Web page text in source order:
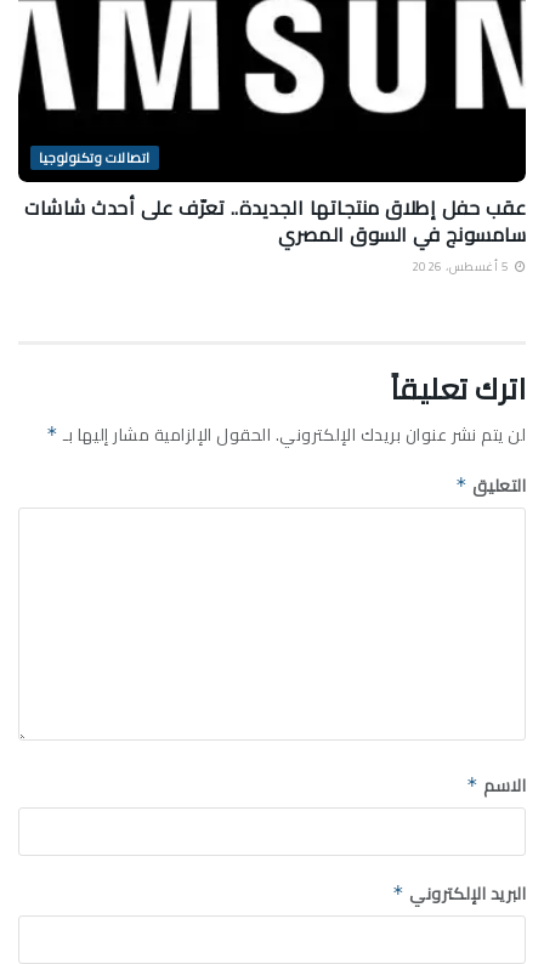
اتصالات وتكنولوجيا
عقب حفل إطلاق منتجاتها الجديدة.. تعرّف على أحدث شاشات
سامسونج في السوق المصري
اترك تعليقاً
لن يتم نشر عنوان بريدك الإلكتروني.الحقول الإلزامية مشار إليها بـ *
التعليق *
الاسم *
البريد الإلكتروني *